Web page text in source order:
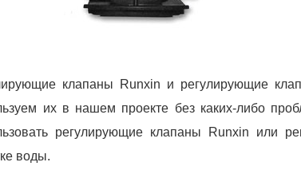
клапаны Runxin и регулирующие
их в нашем проекте без каких-либо
регулирующие клапаны Runxin или
воды.